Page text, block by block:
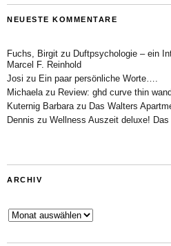
NEUESTE KOMMENTARE
Fuchs, Birgit zu Duftpsychologie – ein
Marcel F. Reinhold
Josi zu Ein paar persönliche Worte….
Michaela zu Review: ghd curve thin
Kuternig Barbara zu Das Walters
Dennis zu Wellness Auszeit deluxe!
ARCHIV
Archiv